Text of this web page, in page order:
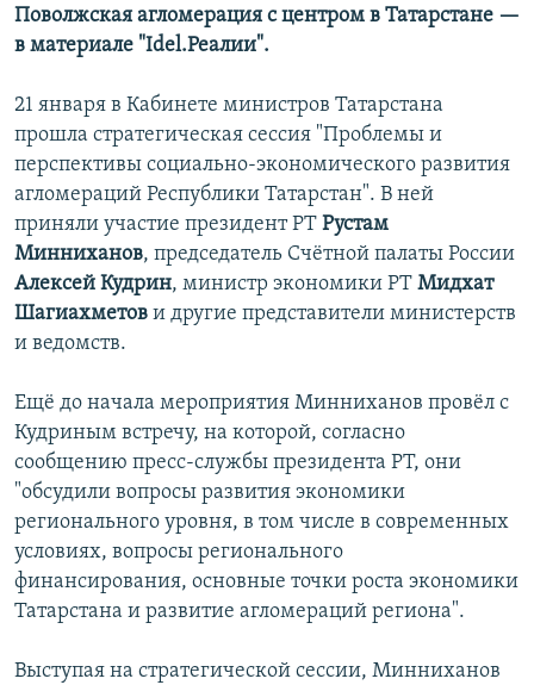
Поволжская агломерация с центром в Татарстане —
в материале "Idel.Реалии".
21 января в Кабинете министров Татарстана
прошла стратегическая сессия "Проблемы и
перспективы социально-экономического развития
агломераций Республики Татарстан". В ней
приняли участие президент РТ Рустам
Минниханов, председатель Счётной палаты России
Алексей Кудрин, министр экономики РТ Мидхат
Шагиахметов и другие представители министерств
и ведомств.
Ещё до начала мероприятия Минниханов провёл с
Кудриным встречу, на которой, согласно
сообщению пресс-службы президента РТ, они
"обсудили вопросы развития экономики
регионального уровня, в том числе в современных
условиях, вопросы регионального
финансирования, основные точки роста экономики
Татарстана и развитие агломераций региона".
Выступая на стратегической сессии, Минниханов